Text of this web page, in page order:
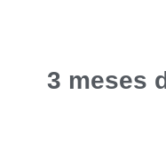
3 meses